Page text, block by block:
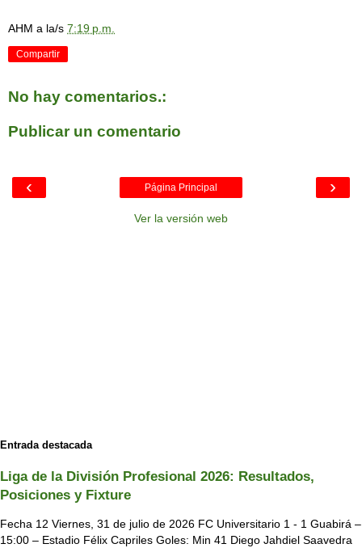
AHM a la/s 7:19 p.m.
Compartir
No hay comentarios.:
Publicar un comentario
‹ ›
Página Principal
Ver la versión web
Entrada destacada
Liga de la División Profesional 2026: Resultados,
Posiciones y Fixture
Fecha 12 Viernes, 31 de julio de 2026 FC Universitario 1 - 1 Guabirá –
15:00 – Estadio Félix Capriles Goles: Min 41 Diego Jahdiel Saavedra